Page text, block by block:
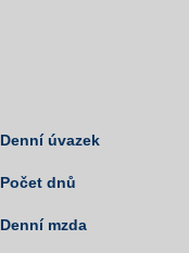
Denní úvazek
Počet dnů
Denní mzda